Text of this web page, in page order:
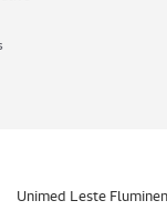
Unimed Leste